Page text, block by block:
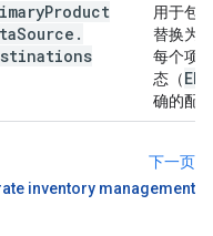
Product
Source .
用于包
替换为
每个项
态（
确的配
下一页
inventory management